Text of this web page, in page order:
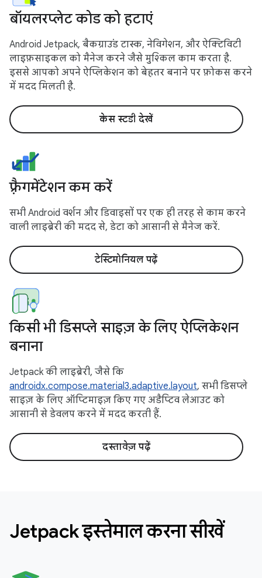
बॉयलरप्लेट कोड को हटाएं
Android Jetpack, बैकग्राउंड टास्क, नेविगेशन, और ऐक्टिविटी
लाइफ़साइकल को मैनेज करने जैसे मुश्किल काम करता है.
इससे आपको अपने ऐप्लिकेशन को बेहतर बनाने पर फ़ोकस करने
में मदद मिलती है.
केस स्टडी देखें
फ़्रैगमेंटेशन कम करें
सभी Android वर्शन और डिवाइसों पर एक ही तरह से काम करने
वाली लाइब्रेरी की मदद से, डेटा को आसानी से मैनेज करें.
टेस्टिमोनियल पढ़ें
किसी भी डिसप्ले साइज़ के लिए ऐप्लिकेशन
बनाना
Jetpack की लाइब्रेरी, जैसे कि
androidx.compose.material3.adaptive.layout, सभी डिसप्ले
साइज़ के लिए ऑप्टिमाइज़ किए गए अडैप्टिव लेआउट को
आसानी से डेवलप करने में मदद करती हैं.
दस्तावेज़ पढ़ें
Jetpack इस्तेमाल करना सीखें